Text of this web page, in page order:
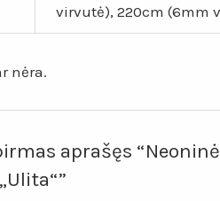
virvutė), 220cm (6mm
nėra.
aprašęs